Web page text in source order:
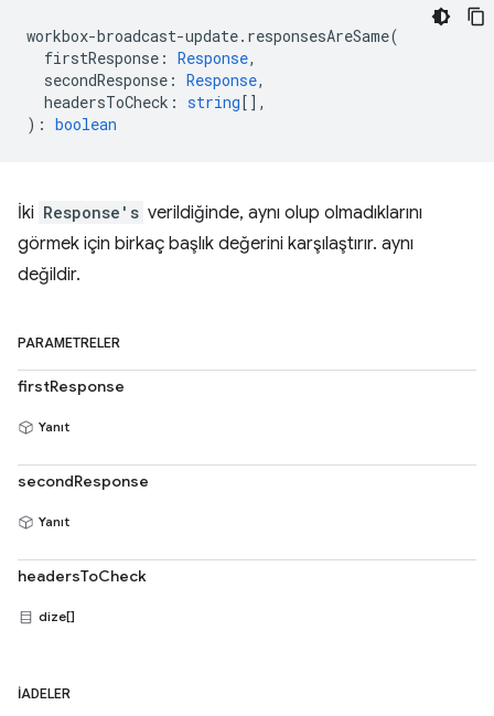
workbox-broadcast-update. responsesAreSame(
firstResponse : Response,
secondResponse : Response,
headersToCheck : string[],
) : boolean
İki Response's verildiğinde, aynı olup olmadıklarını
görmek için birkaç başlık değerini karşılaştırır. aynı
değildir.
PARAMETRELER
firstResponse
Yanıt
secondResponse
Yanıt
headersToCheck
dize[]
İADELER